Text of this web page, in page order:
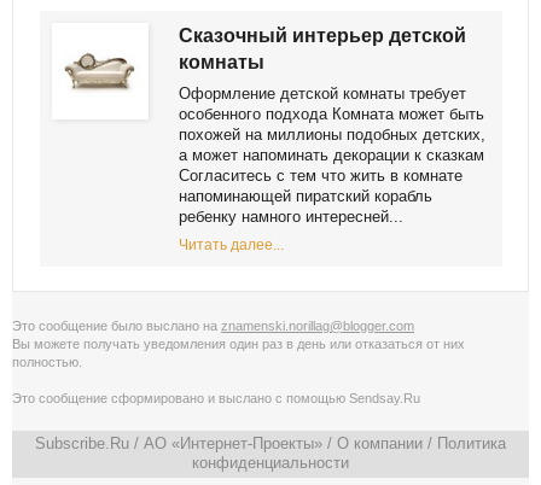
Сказочный интерьер детской
комнаты
Оформление детской комнаты требует
особенного подхода Комната может быть
похожей на миллионы подобных детских,
а может напоминать декорации к сказкам
Согласитесь с тем что жить в комнате
напоминающей пиратский корабль
ребенку намного интересней...
Читать далее...
Это сообщение было выслано на znamenski.norillag@blogger.com
Вы можете получать уведомления один раз в день или отказаться от них
полностью
Это сообщение сформировано и выслано с помощью Sendsay.Ru
Subscribe.Ru / АО «Интернет-Проекты» / О компании / Политика
конфиденциальности